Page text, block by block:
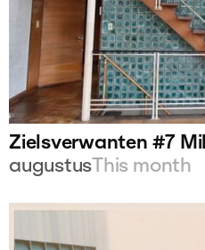
Zielsverwanten #7
augustusThis month